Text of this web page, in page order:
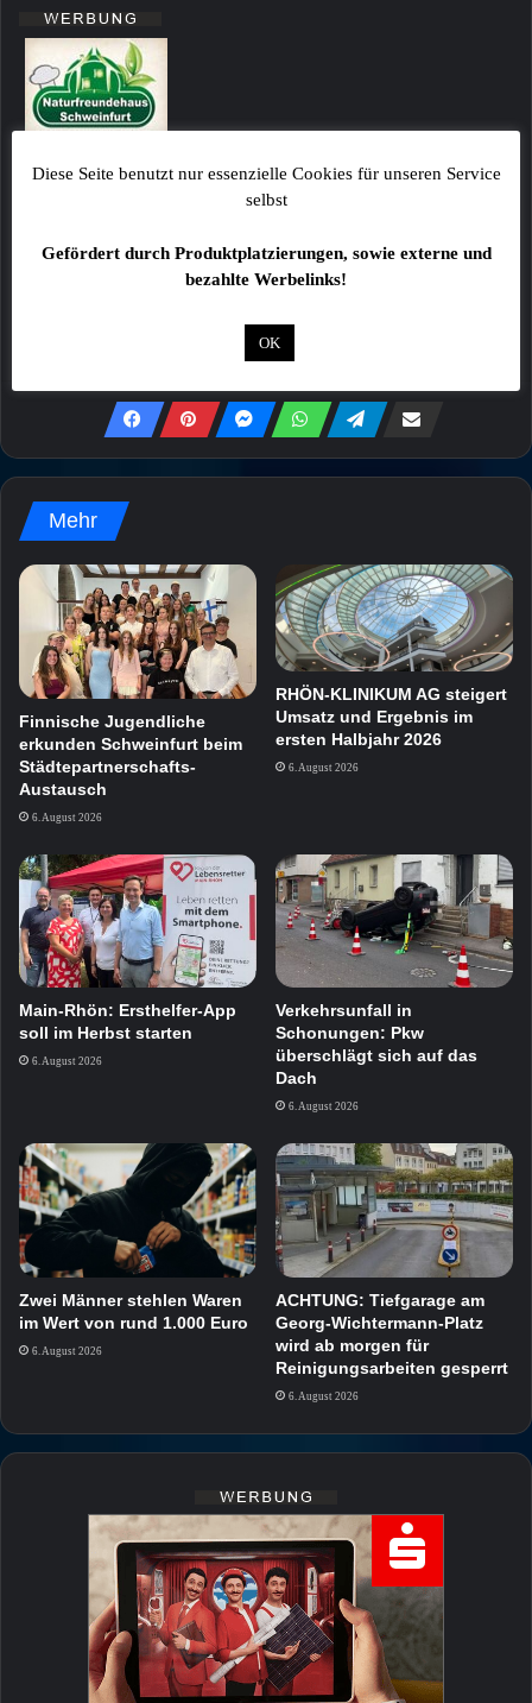
Alle Angaben ohne Gewähr!
Fotos sind ggf. beispielhafte Symbolbilder!
Kommentare von Lesern stellen keinesfalls die
Meinung der Redaktion dar!
Mehr
Finnische Jugendliche
erkunden Schweinfurt beim
Städtepartnerschafts-
Austausch
6. August 2026
RHÖN-KLINIKUM AG steigert
Umsatz und Ergebnis im
ersten Halbjahr 2026
6. August 2026
Main-Rhön: Ersthelfer-App
soll im Herbst starten
6. August 2026
Verkehrsunfall in
Schonungen: Pkw
überschlägt sich auf das
Dach
6. August 2026
Zwei Männer stehlen Waren
im Wert von rund 1.000 Euro
6. August 2026
ACHTUNG: Tiefgarage am
Georg-Wichtermann-Platz
wird ab morgen für
Reinigungsarbeiten gesperrt
6. August 2026
Diese Seite benutzt nur essenzielle Cookies für unseren Service
selbst
Gefördert durch Produktplatzierungen, sowie externe und
bezahlte Werbelinks!
OK